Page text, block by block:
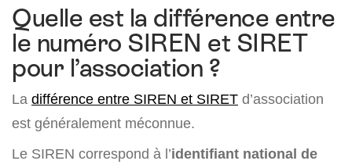
Quelle est la différence entre
le numéro SIREN et SIRET
pour l’association ?
La différence entre SIREN et SIRET d’association
est généralement méconnue.
Le SIREN correspond à l’identifiant national de